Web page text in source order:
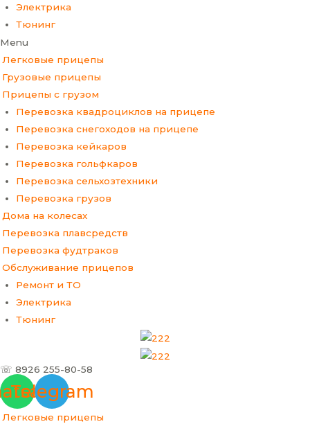
Электрика
Тюнинг
Menu
Легковые прицепы
Грузовые прицепы
Прицепы с грузом
Перевозка квадроциклов на прицепе
Перевозка снегоходов на прицепе
Перевозка кейкаров
Перевозка гольфкаров
Перевозка сельхозтехники
Перевозка грузов
Дома на колесах
Перевозка плавсредств
Перевозка фудтраков
Обслуживание прицепов
Ремонт и ТО
Электрика
Тюнинг
☏ 8926 255-80-58
Telegram
Легковые прицепы